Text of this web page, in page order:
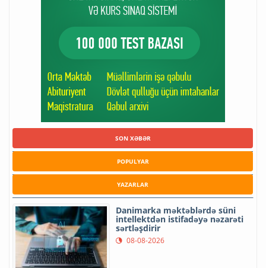
SON XƏBƏR
POPULYAR
YAZARLAR
Danimarka məktəblərdə süni
intellektdən istifadəyə nəzarəti
sərtləşdirir
08-08-2026